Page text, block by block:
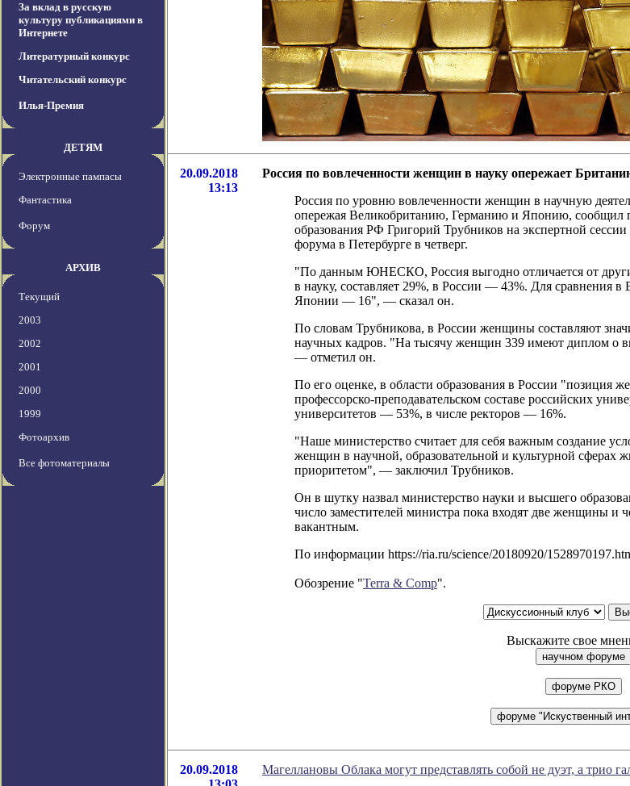
За вклад в русскую
культуру публикациями в
Интернете
Литературный конкурс
Читательский конкурс
Илья-Премия
ДЕТЯМ
Электронные пампасы
Фантастика
Форум
АРХИВ
Текущий
2003
2002
2001
2000
1999
Фотоархив
Все фотоматериалы
20.09.2018
13:13
Россия по вовлеченности женщин в науку опережает
Россия по уровню вовлеченности женщин в научную
опережая Великобританию, Германию и Японию, сообщил
образования РФ Григорий Трубников на экспертной
форума в Петербурге в четверг.
"По данным ЮНЕСКО, Россия выгодно отличается от
в науку, составляет 29%, в России — 43%. Для сравнения
Японии — 16", — сказал он.
По словам Трубникова, в России женщины составляют
научных кадров. "На тысячу женщин 339 имеют диплом о
— отметил он.
По его оценке, в области образования в России "позиция
профессорско-преподавательском составе российских
университетов — 53%, в числе ректоров — 16%.
"Наше министерство считает для себя важным создание
женщин в научной, образовательной и культурной сферах
приоритетом", — заключил Трубников.
Он в шутку назвал министерство науки и высшего
число заместителей министра пока входят две женщины и
вакантным.
По информации https://ria.ru/science/20180920/
Обозрение "Terra & Comp".
Выскажите свое
20.09.2018
Магеллановы Облака могут представлять собой не дуэт, а трио